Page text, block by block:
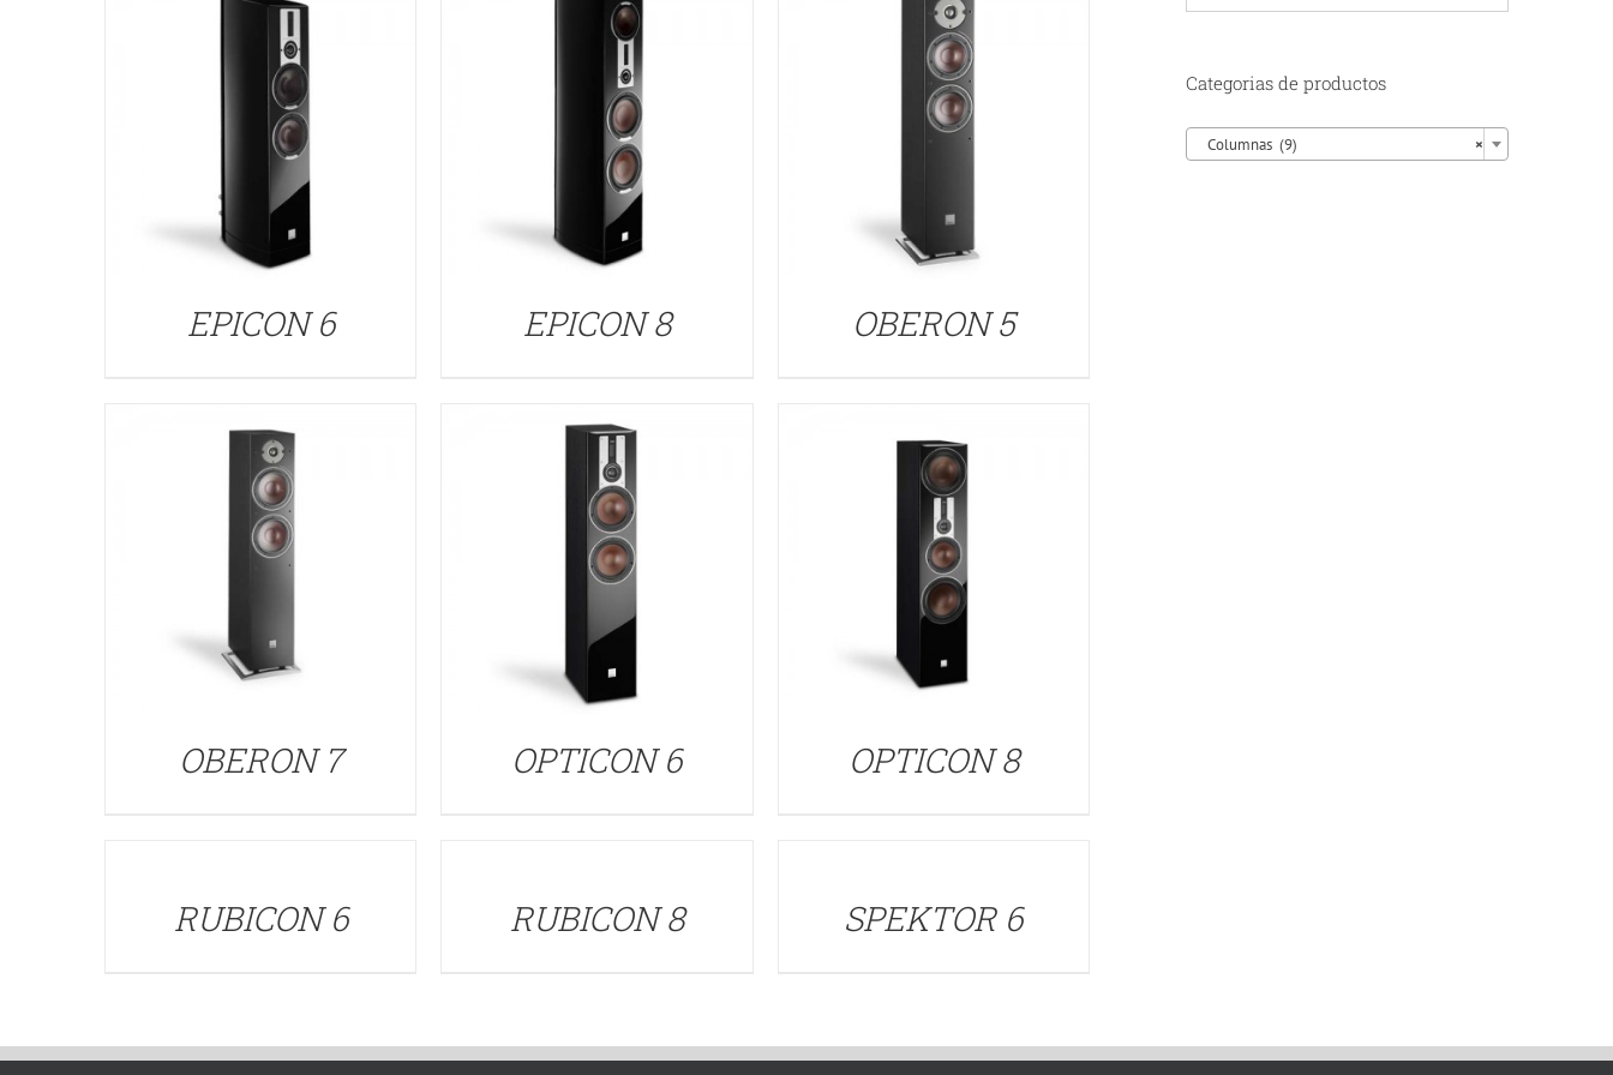
EPICON 6 EPICON 8 OBERON 5
DETALLES
OBERON 7
DETALLES
OPTICON 6
DETALLES
OPTICON 8
RUBICON 6 RUBICON 8 SPEKTOR 6
Categorias de productos
×
Columnas (9)